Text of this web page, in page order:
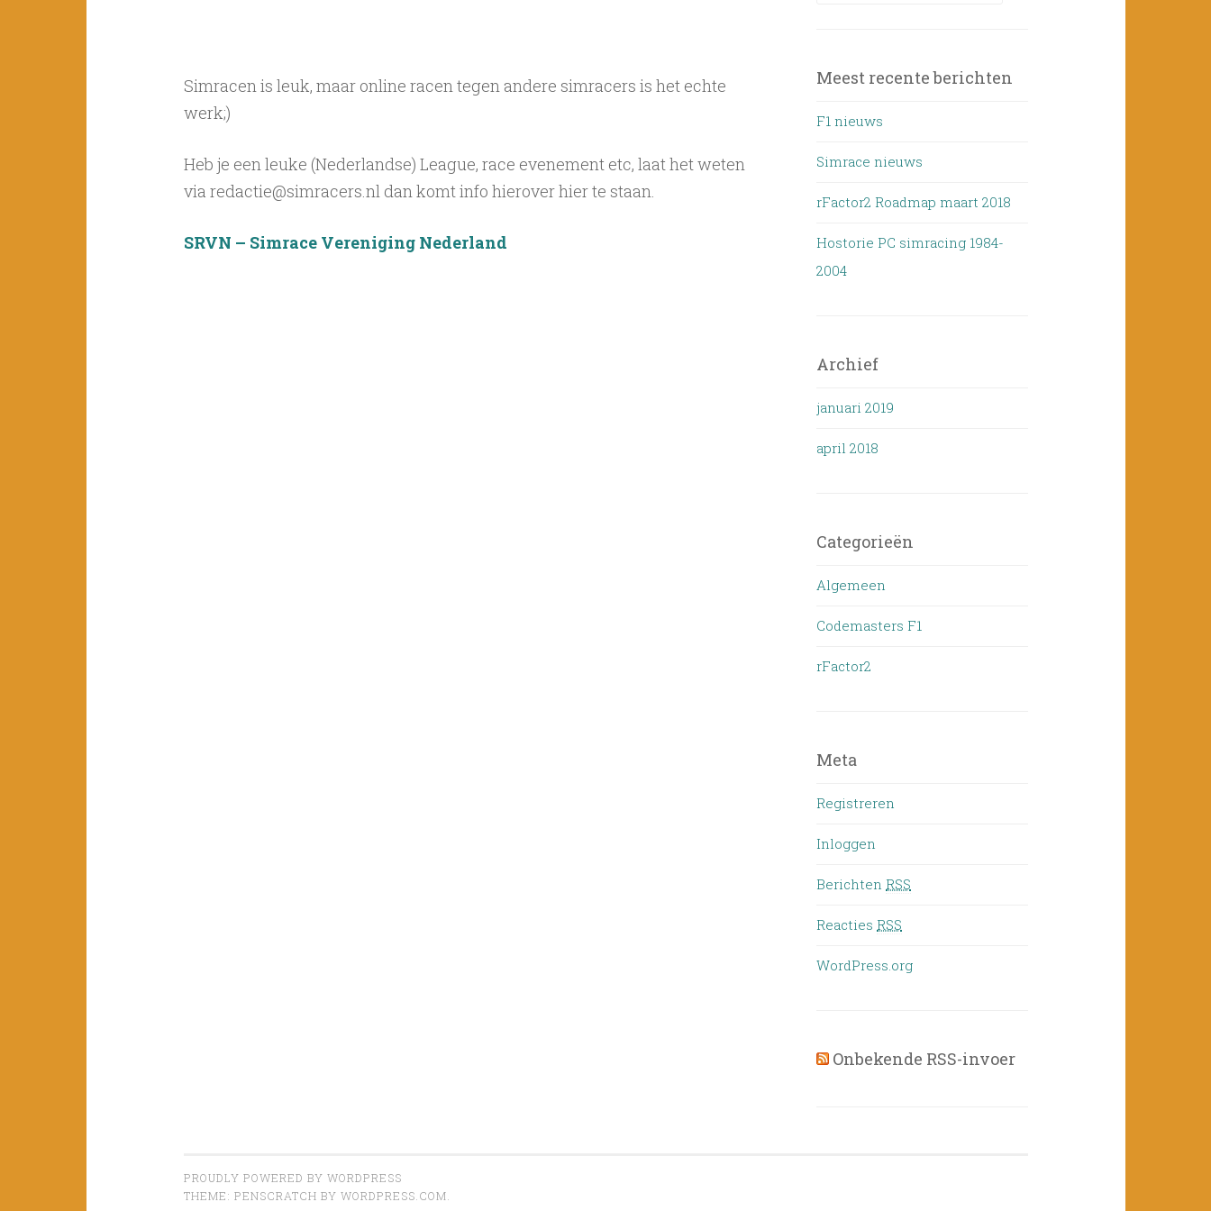
Simracen is leuk, maar online racen tegen andere simracers is het echte
werk;)
Heb je een leuke (Nederlandse) League, race evenement etc, laat het weten
via redactie@simracers.nl dan komt info hierover hier te staan.
SRVN – Simrace Vereniging Nederland
Meest recente berichten
F1 nieuws
Simrace nieuws
rFactor2 Roadmap maart 2018
Hostorie PC simracing 1984-
2004
Archief
januari 2019
april 2018
Categorieën
Algemeen
Codemasters F1
rFactor2
Meta
Registreren
Inloggen
Berichten RSS
Reacties RSS
WordPress.org
Onbekende RSS-invoer
PROUDLY POWERED BY WORDPRESS
THEME: PENSCRATCH BY WORDPRESS.COM